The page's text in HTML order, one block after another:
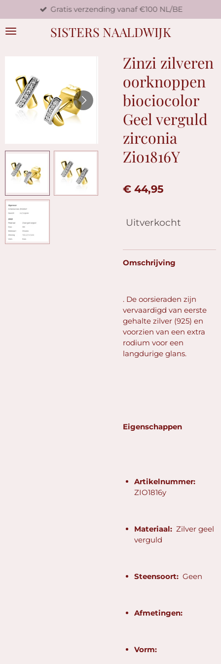
direct
naar
SISTERS NAALDWIJK
Gratis verzending vanaf €100 NL/BE
Zinzi zilveren
oorknoppen
biociocolor
Geel verguld
zirconia
Zio1816Y
€ 44,95
Uitverkocht
Omschrijving
. De oorsieraden zijn
vervaardigd van eerste
gehalte zilver (925) en
voorzien van een extra
rodium voor een
langdurige glans.
Eigenschappen
Artikelnummer:
ZIO1816y
Materiaal: Zilver geel
verguld
Steensoort: Geen
Afmetingen:
Vorm: